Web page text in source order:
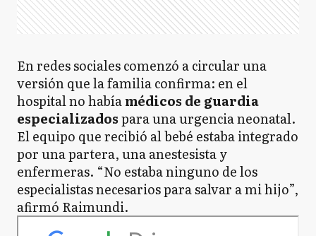
En redes sociales comenzó a circular una
versión que la familia confirma: en el
hospital no habíamédicos de guardia
especializadospara una urgencia neonatal.
El equipo que recibió al bebé estaba integrado
por una partera, una anestesista y
enfermeras. “No estaba ninguno de los
especialistas necesarios para salvar a mi hijo”,
afirmó Raimundi.